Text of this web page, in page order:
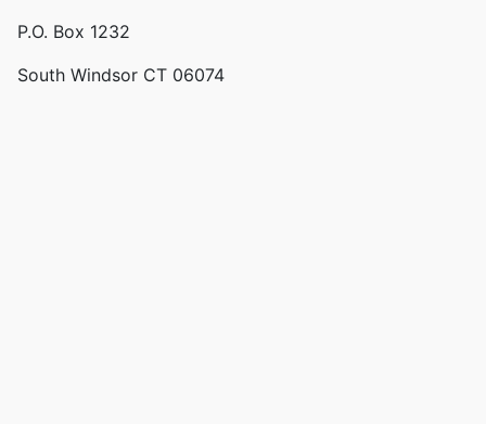
P.O. Box 1232
South Windsor CT 06074